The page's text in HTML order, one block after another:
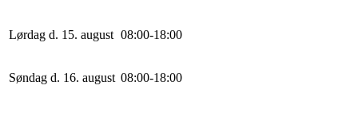
Lørdag d. 15. august 08:00-18:00
Søndag d. 16. august 08:00-18:00